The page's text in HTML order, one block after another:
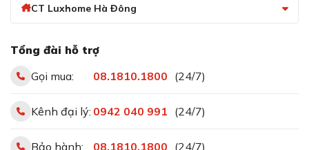
CT Luxhome Hà Đông
Tổng đài hỗ trợ
Gọi mua:
08.1810.1800 (24/7)
Kênh đại lý: 0942 040 991 (24/7)
Bảo hành: 08.1810.1800 (24/7)